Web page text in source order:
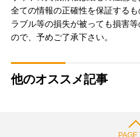
全ての情報の正確性を保証する
ラブル等の損失が被っても損害
ので、予めご了承下さい。
他のオススメ記事
PAGE